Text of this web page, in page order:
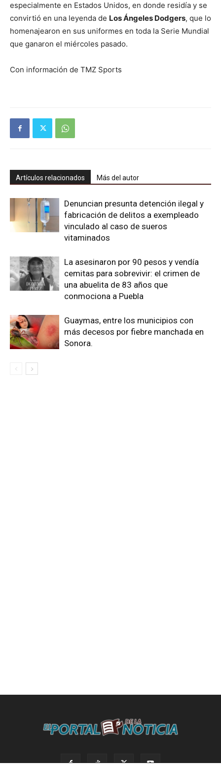
especialmente en Estados Unidos, en donde residía y se
convirtió en una leyenda de Los Ángeles Dodgers, que lo
homenajearon en sus uniformes en toda la Serie Mundial
que ganaron el miércoles pasado.
Con información de TMZ Sports
Artículos relacionados Más del autor
Denuncian presunta detención ilegal y
fabricación de delitos a exempleado
vinculado al caso de sueros
vitaminados
La asesinaron por 90 pesos y vendía
cemitas para sobrevivir: el crimen de
una abuelita de 83 años que
conmociona a Puebla
Guaymas, entre los municipios con
más decesos por fiebre manchada en
Sonora.